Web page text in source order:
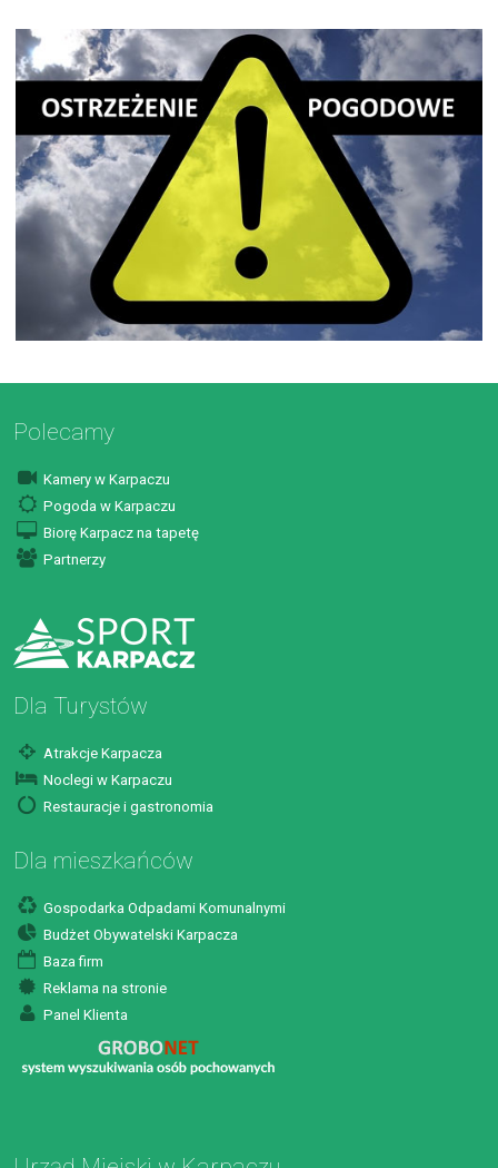
Polecamy
Kamery w Karpaczu
Pogoda w Karpaczu
Biorę Karpacz na tapetę
Partnerzy
Dla Turystów
Atrakcje Karpacza
Noclegi w Karpaczu
Restauracje i gastronomia
Dla mieszkańców
Gospodarka Odpadami Komunalnymi
Budżet Obywatelski Karpacza
Baza firm
Reklama na stronie
Panel Klienta